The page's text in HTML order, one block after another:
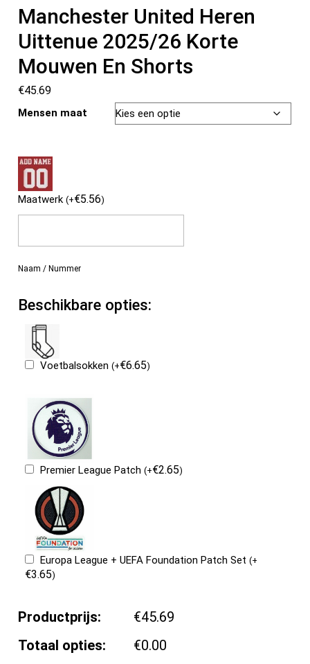
Manchester United Heren
Uittenue 2025/26 Korte
Mouwen En Shorts
€45.69
Mensen maat
Maatwerk(+€5.56)
Naam / Nummer
Beschikbare opties:
Voetbalsokken(+€6.65)
Premier League Patch(+€2.65)
Europa League + UEFA Foundation Patch Set(+
€3.65)
Productprijs:
€45.69
Totaal opties:
€0.00